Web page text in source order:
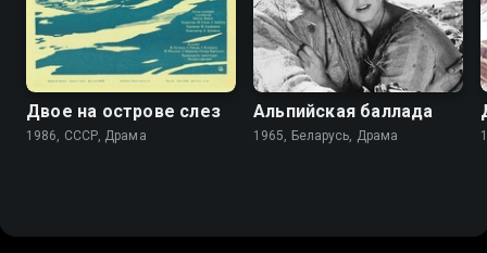
5.8
Двое на острове слез
1986, СССР, Драма
7.2
Альпийская баллада
1965, Беларусь, Драма